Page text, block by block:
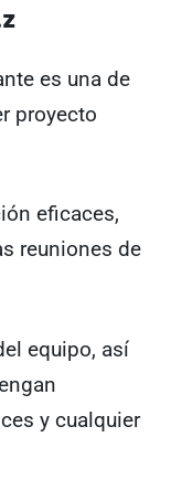
es una de
proyecto
eficaces,
reuniones de
equipo, así
y cualquier